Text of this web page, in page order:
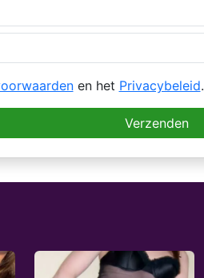
en het Privacybeleid.
Verzenden